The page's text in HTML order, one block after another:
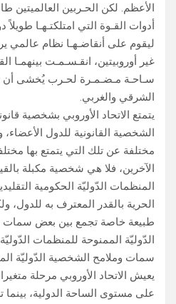
الأعظم. لكن الحـربين العالميتين
أدوات القـوة التي امتلكتـهـا طويلاً
ليقوم على أنقاضـهـا نظام عالمي
غير أوروبيتين، انقـسـمـت بينهمـا
سـاحـة مـضـمـرة لحـرب يُخشى أن
الشرقي والغربي.
يتمتع الاتحاد الأوروبي بشخصية
الشخصية القانونية للدول
مختلفة عن تلك التي يتمتع بها
الآخرين، فلا هي شخصية مكبلة
المنظمات الدّوليّة الحكومية
الحرية بالقدر المعترف به للدول،
طبيعة خاصة تجمع بين بعض سمات
الدّوليّة الممنوحة للمنظمات
سمات وملامح الشخصية الدّوليّة
يعيش الاتحاد الأوروبي مرحلة
على مستوى الساحة الدولية، بينما